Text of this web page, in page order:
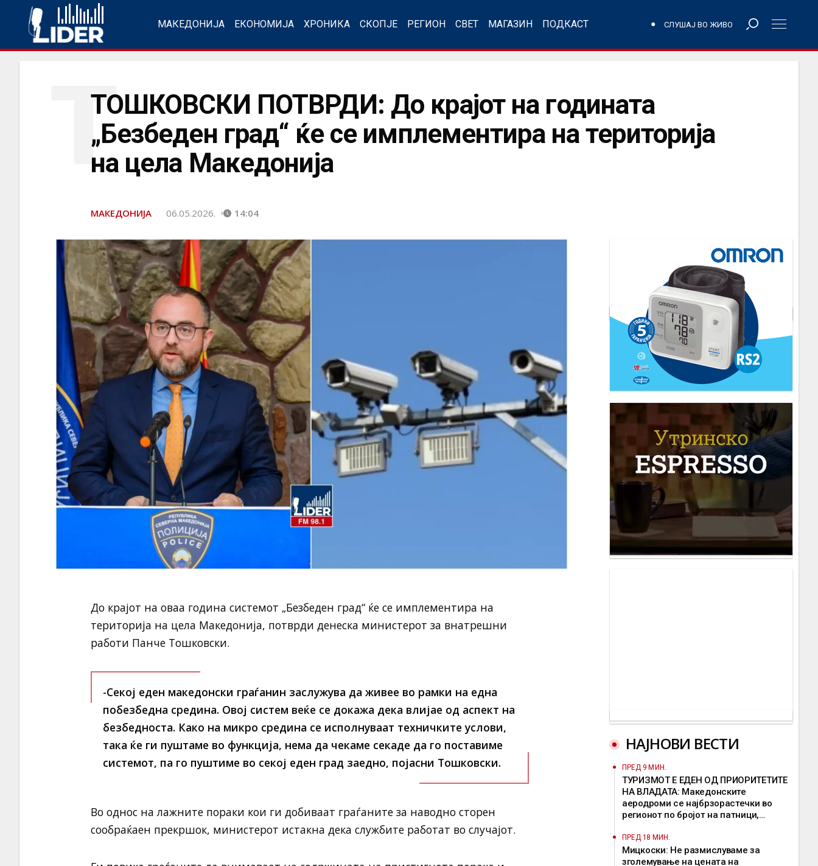
МАКЕДОНИЈА ЕКОНОМИЈА ХРОНИКА СКОПЈЕ РЕГИОН СВЕТ МАГАЗИН ПОДКАСТ СЛУШАЈ ВО ЖИВО
ТОШКОВСКИ ПОТВРДИ: До крајот на годината
„Безбеден град“ ќе се имплементира на територија
на цела Македонија
Т
МАКЕДОНИЈА 06.05.2026. 14:04
До крајот на оваа година системот „Безбеден град“ ќе се имплементира на
територија на цела Македонија, потврди денеска министерот за внатрешни
работи Панче Тошковски.
-Секој еден македонски граѓанин заслужува да живее во рамки на една
побезбедна средина. Овој систем веќе се докажа дека влијае од аспект на
безбедноста. Како на микро средина се исполнуваат техничките услови,
така ќе ги пуштаме во функција, нема да чекаме секаде да го поставиме
системот, па го пуштиме во секој еден град заедно, појасни Тошковски.
Во однос на лажните пораки кои ги добиваат граѓаните за наводно сторен
сообраќаен прекршок, министерот истакна дека службите работат во случајот.
НАЈНОВИ ВЕСТИ
ПРЕД 9 МИН.
ТУРИЗМОТ Е ЕДЕН ОД ПРИОРИТЕТИТЕ
НА ВЛАДАТА: Македонските
аеродроми се најбрзорастечки во
регионот по бројот на патници,
ПРЕД 18 МИН.
Мицкоски: Не размислуваме за
зголемување на цената на